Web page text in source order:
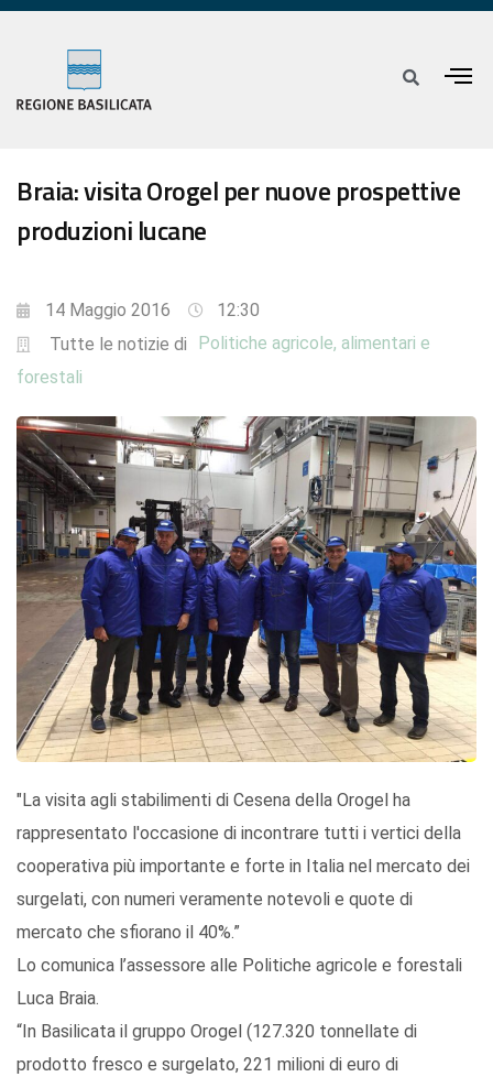
Braia: visita Orogel per nuove prospettive
produzioni lucane
14 Maggio 2016
12:30
Tutte le notizie di
Politiche agricole, alimentari e
forestali
"La visita agli stabilimenti di Cesena della Orogel ha
rappresentato l'occasione di incontrare tutti i vertici della
cooperativa più importante e forte in Italia nel mercato dei
surgelati, con numeri veramente notevoli e quote di
mercato che sfiorano il 40%.”
Lo comunica l’assessore alle Politiche agricole e forestali
Luca Braia.
“In Basilicata il gruppo Orogel (127.320 tonnellate di
prodotto fresco e surgelato, 221 milioni di euro di